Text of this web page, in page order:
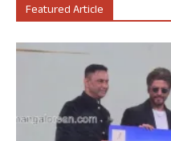
Featured Article